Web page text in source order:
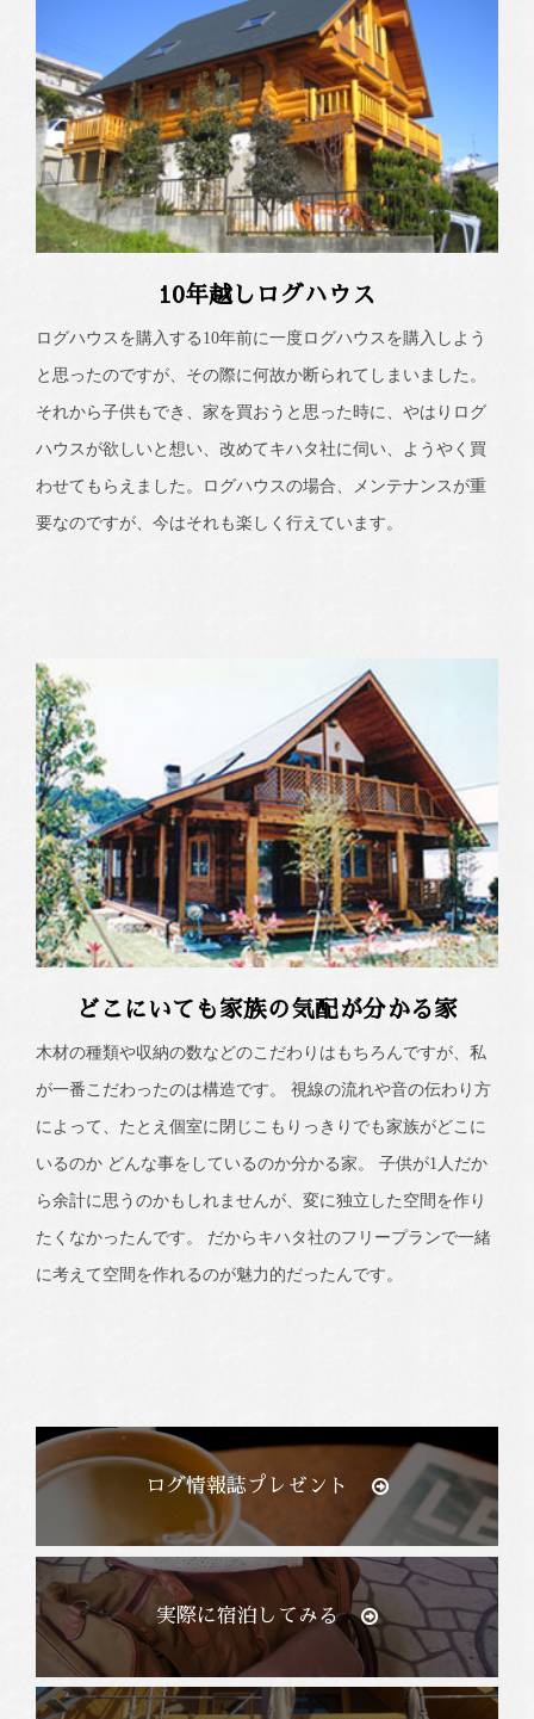
10年越しログハウス
ログハウスを購入する10年前に一度ログハウスを購入しよう
と思ったのですが、その際に何故か断られてしまいました。
それから子供もでき、家を買おうと思った時に、やはりログ
ハウスが欲しいと想い、改めてキハタ社に伺い、ようやく買
わせてもらえました。ログハウスの場合、メンテナンスが重
要なのですが、今はそれも楽しく行えています。
どこにいても家族の気配が分かる家
木材の種類や収納の数などのこだわりはもちろんですが、私
が一番こだわったのは構造です。 視線の流れや音の伝わり方
によって、たとえ個室に閉じこもりっきりでも家族がどこに
いるのか どんな事をしているのか分かる家。 子供が1人だか
ら余計に思うのかもしれませんが、変に独立した空間を作り
たくなかったんです。 だからキハタ社のフリープランで一緒
に考えて空間を作れるのが魅力的だったんです。
ログ情報誌プレゼント
実際に宿泊してみる